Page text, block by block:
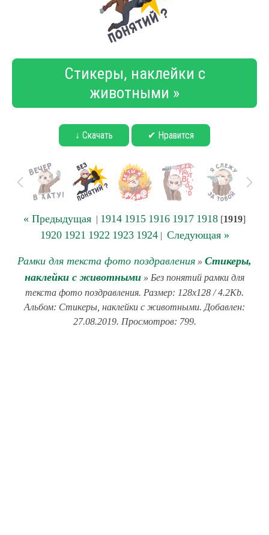
Стикеры, наклейки с
животными »
↓ Скачать ✔ Нравится
« Предыдущая | 1914 1915 1916 1917 1918 [1919]
1920 1921 1922 1923 1924| Следующая »
Рамки для текста фото поздравления » Стикеры,
наклейки с животными » Без понятий рамки для
текста фото поздравления. Размер: 128x128 / 4.2Kb.
Альбом: Стикеры, наклейки с животными. Добавлен:
27.08.2019. Просмотров: 799.